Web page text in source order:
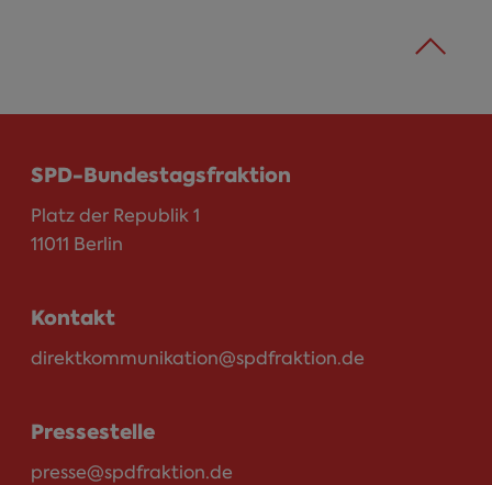
SPD-Bundestagsfraktion
Platz der Republik 1
11011 Berlin
Kontakt
direktkommunikation@spdfraktion.de
Pressestelle
presse@spdfraktion.de